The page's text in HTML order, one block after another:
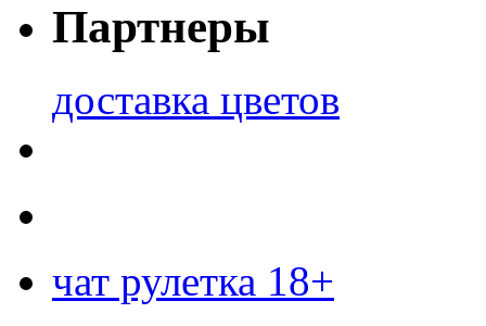
Партнеры
доставка цветов
чат рулетка 18+